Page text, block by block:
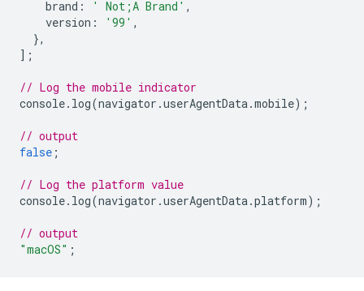
brand : ' Not;A Brand' ,
version : '99' ,
},
];
// Log the mobile indicator
console. log(navigator .userAgentData.mobile);
// output
false ;
// Log the platform value
console. log(navigator .userAgentData.platform);
// output
"macOS" ;